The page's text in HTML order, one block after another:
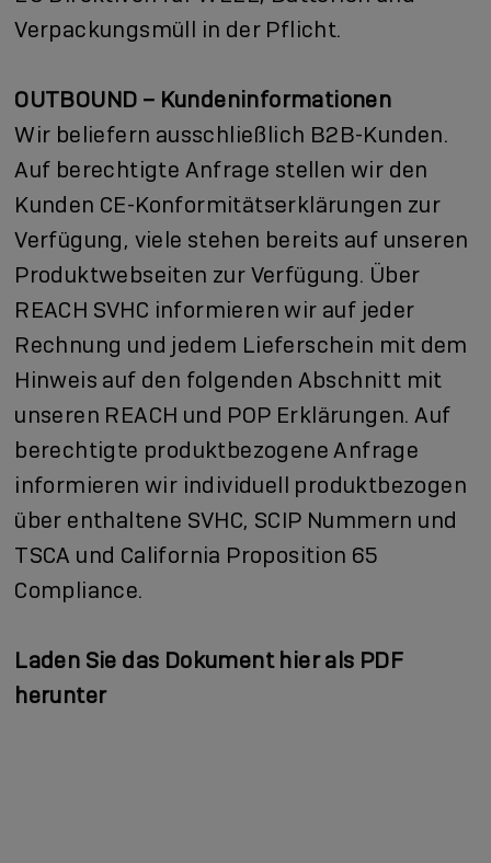
Verpackungsmüll in der Pflicht.
OUTBOUND – Kundeninformationen
Wir beliefern ausschließlich B2B-Kunden.
Auf berechtigte Anfrage stellen wir den
Kunden CE-Konformitätserklärungen zur
Verfügung, viele stehen bereits auf unseren
Produktwebseiten zur Verfügung. Über
REACH SVHC informieren wir auf jeder
Rechnung und jedem Lieferschein mit dem
Hinweis auf den folgenden Abschnitt mit
unseren REACH und POP Erklärungen. Auf
berechtigte produktbezogene Anfrage
informieren wir individuell produktbezogen
über enthaltene SVHC, SCIP Nummern und
TSCA und California Proposition 65
Compliance.
Laden Sie das Dokument hier als PDF
herunter